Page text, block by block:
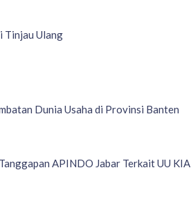
Tinjau Ulang
Dunia Usaha di Provinsi Banten
APINDO Jabar Terkait UU KIA